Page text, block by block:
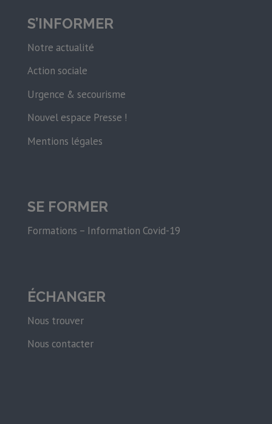
S’INFORMER
Notre actualité
Action sociale
Urgence & secourisme
Nouvel espace Presse !
Mentions légales
SE FORMER
Formations – Information Covid-19
ÉCHANGER
Nous trouver
Nous contacter